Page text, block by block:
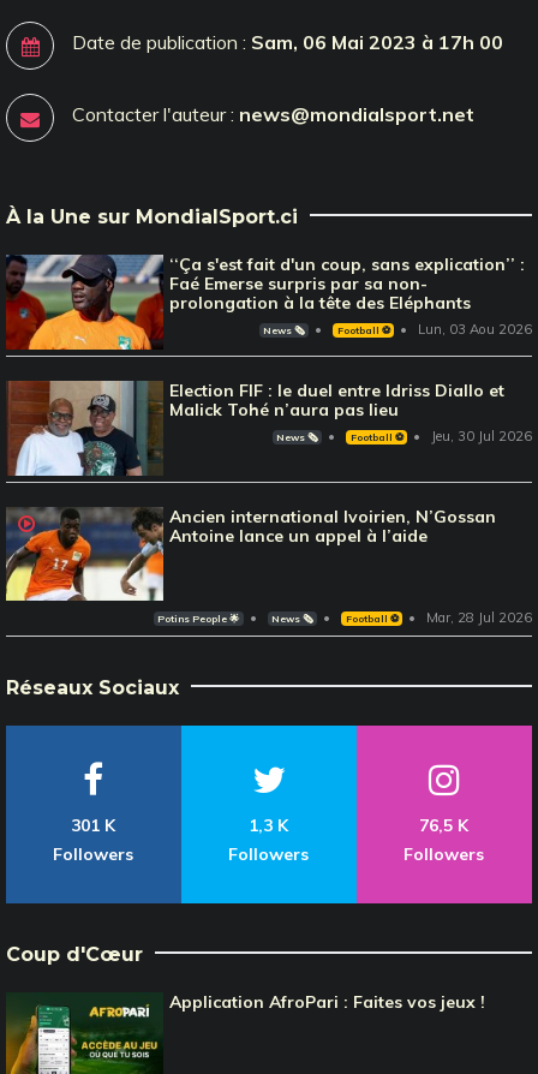
Date de publication : Sam, 06 Mai 2023 à 17h 00
Contacter l'auteur : news@mondialsport.net
À la Une sur MondialSport.ci
‘‘Ça s'est fait d'un coup, sans explication’’ :
Faé Emerse surpris par sa non-
prolongation à la tête des Eléphants
News 🗞️ Football ⚽️ Lun, 03 Aou 2026
Election FIF : le duel entre Idriss Diallo et
Malick Tohé n’aura pas lieu
News 🗞️ Football ⚽️ Jeu, 30 Jul 2026
Ancien international Ivoirien, N’Gossan
Antoine lance un appel à l’aide
Potins People 🌟 News 🗞️ Football ⚽️ Mar, 28 Jul 2026
Réseaux Sociaux
301 K
Followers
1,3 K
Followers
76,5 K
Followers
Coup d'Cœur
Application AfroPari : Faites vos jeux !